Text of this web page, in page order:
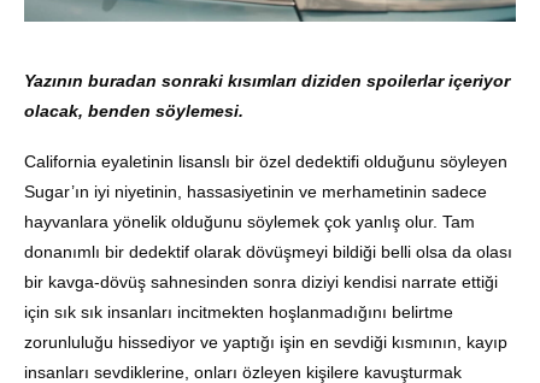
Yazının buradan sonraki kısımları diziden spoilerlar içeriyor
olacak, benden söylemesi.
California eyaletinin lisanslı bir özel dedektifi olduğunu söyleyen
Sugar’ın iyi niyetinin, hassasiyetinin ve merhametinin sadece
hayvanlara yönelik olduğunu söylemek çok yanlış olur. Tam
donanımlı bir dedektif olarak dövüşmeyi bildiği belli olsa da olası
bir kavga-dövüş sahnesinden sonra diziyi kendisi narrate ettiği
için sık sık insanları incitmekten hoşlanmadığını belirtme
zorunluluğu hissediyor ve yaptığı işin en sevdiği kısmının, kayıp
insanları sevdiklerine, onları özleyen kişilere kavuşturmak